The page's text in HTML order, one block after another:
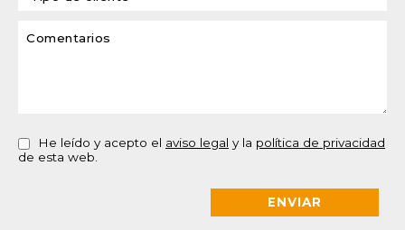
He leído y acepto el aviso legal y la política de privacidad
de esta web.